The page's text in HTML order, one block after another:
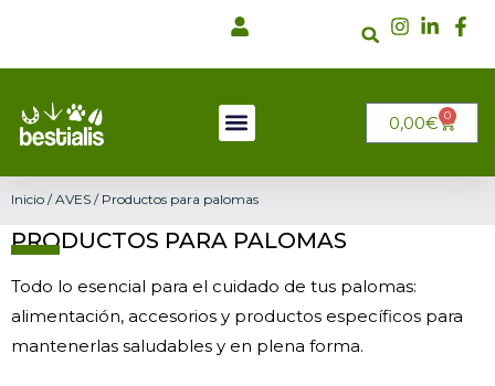
0,00€ 0
Inicio /AVES / Productos para palomas
PRODUCTOS PARA PALOMAS
Todo lo esencial para el cuidado de tus palomas:
alimentación, accesorios y productos específicos para
mantenerlas saludables y en plena forma.